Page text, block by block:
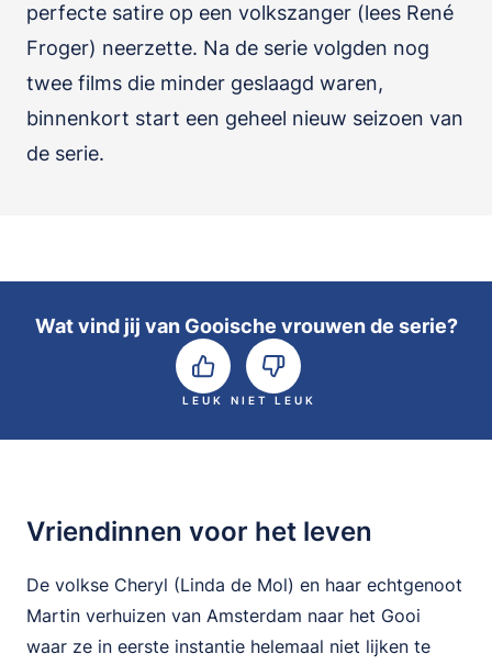
perfecte satire op een volkszanger (lees René
Froger) neerzette. Na de serie volgden nog
twee films die minder geslaagd waren,
binnenkort start een geheel nieuw seizoen van
de serie.
Wat vind jij van Gooische vrouwen de serie?
LEUK NIET LEUK
Vriendinnen voor het leven
De volkse Cheryl (Linda de Mol) en haar echtgenoot
Martin verhuizen van Amsterdam naar het Gooi
waar ze in eerste instantie helemaal niet lijken te